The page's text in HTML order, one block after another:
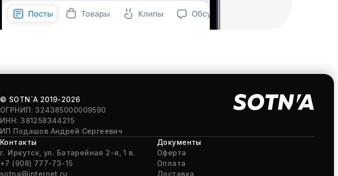
© SOTN`A 2019-2026
ОГРНИП: 324385000009590
ИНН: 381258344215
ИП Подашов Андрей Сергеевич
Контакты
г. Иркутск, ул. Батарейная 2-я, 1 в.
+7 (908) 777-73-15
sotna@internet.ru
Документы
Оферта
Оплата
Доставка